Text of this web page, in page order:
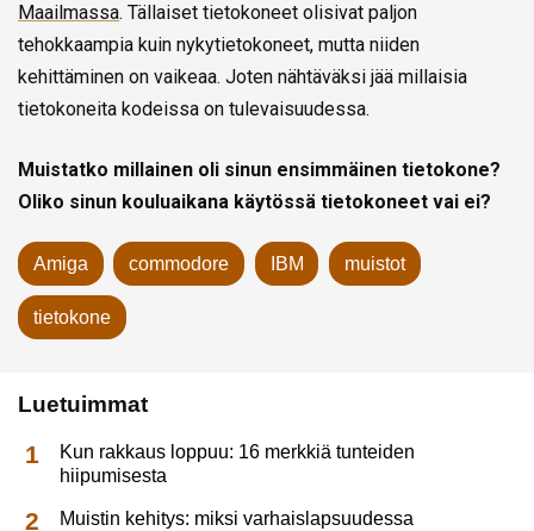
Maailmassa. Tällaiset tietokoneet olisivat paljon
tehokkaampia kuin nykytietokoneet, mutta niiden
kehittäminen on vaikeaa. Joten nähtäväksi jää millaisia
tietokoneita kodeissa on tulevaisuudessa.
Muistatko millainen oli sinun ensimmäinen tietokone?
Oliko sinun kouluaikana käytössä tietokoneet vai ei?
Amiga commodore IBM muistot
tietokone
Luetuimmat
Kun rakkaus loppuu: 16 merkkiä tunteiden
hiipumisesta
Muistin kehitys: miksi varhaislapsuudessa